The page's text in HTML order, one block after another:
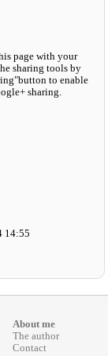
page with your
sharing tools by
to enable
sharing.
14:55
About me
The author
Contact